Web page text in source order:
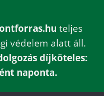
teljes
védelem alatt áll.
díjköteles:
naponta.